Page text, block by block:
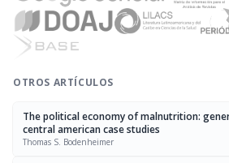
OTROS ARTÍCULOS
The political economy of malnutrition:
central american case studies
Thomas S. Bodenheimer